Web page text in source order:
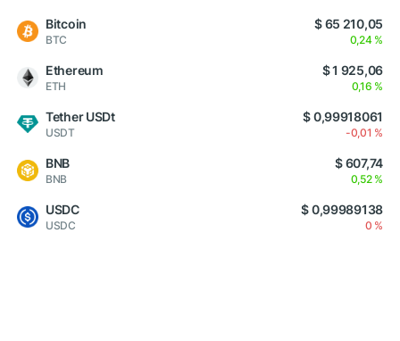
Bitcoin
BTC
$ 65 210,05
0,24 %
Ethereum
ETH
$ 1 925,06
0,16 %
Tether USDt
USDT
$ 0,99918061
-0,01 %
BNB
BNB
$ 607,74
0,52 %
USDC
USDC
$ 0,99989138
0 %